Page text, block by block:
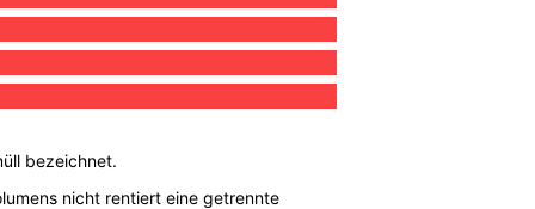
bezeichnet.
nicht rentiert eine getrennte